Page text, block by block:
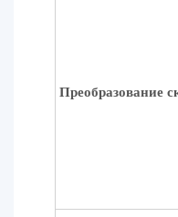
Преобразование